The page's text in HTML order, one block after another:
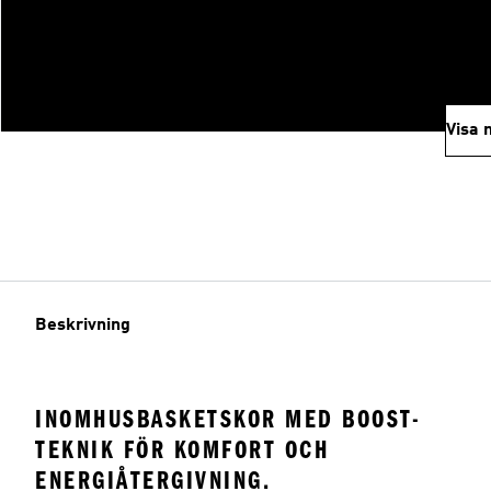
Visa
Beskrivning
INOMHUSBASKETSKOR MED BOOST-
TEKNIK FÖR KOMFORT OCH
ENERGIÅTERGIVNING.